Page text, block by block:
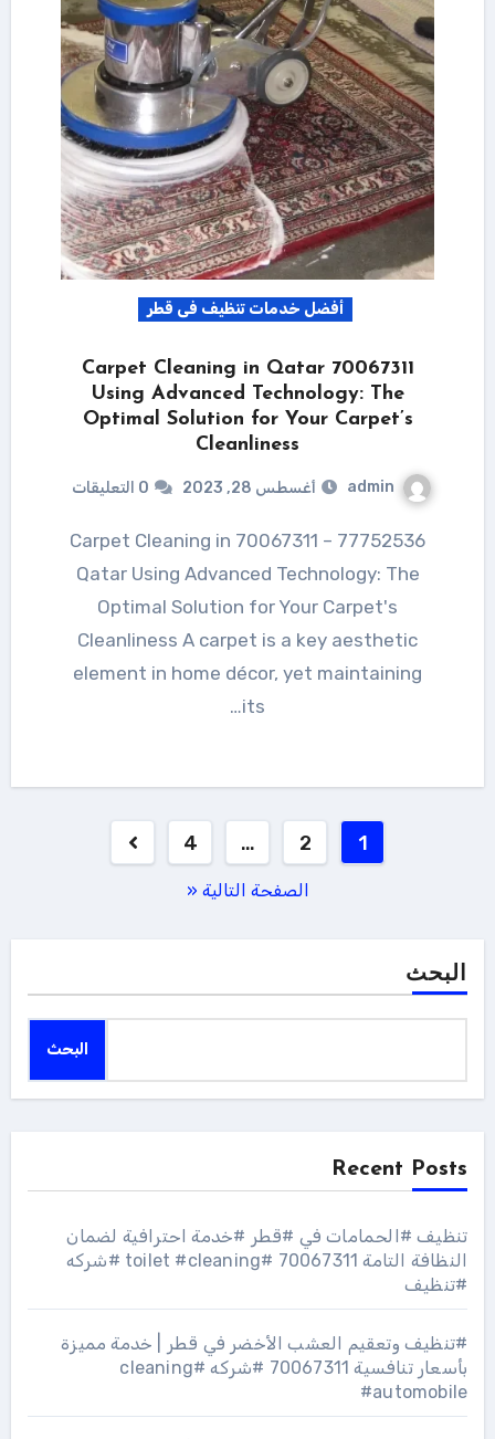
أفضل خدمات تنظيف فى قطر
70067311 Carpet Cleaning in Qatar
Using Advanced Technology: The
Optimal Solution for Your Carpet’s
Cleanliness
admin أغسطس 28, 2023 0 التعليقات
77752536 – 70067311 Carpet Cleaning in
Qatar Using Advanced Technology: The
Optimal Solution for Your Carpet's
Cleanliness A carpet is a key aesthetic
element in home décor, yet maintaining
its…
1
2
…
4
الصفحة التالية «
البحث
البحث
Recent Posts
تنظيف #الحمامات في #قطر #خدمة احترافية لضمان
النظافة التامة 70067311 #toilet #cleaning #شركه
#تنظيف
#تنظيف وتعقيم العشب الأخضر في قطر | خدمة مميزة
بأسعار تنافسية 70067311 #شركه #cleaning
#automobile